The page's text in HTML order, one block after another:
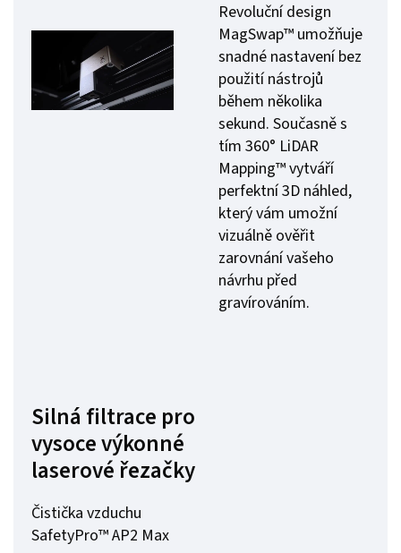
Revoluční design
MagSwap™ umožňuje
snadné nastavení bez
použití nástrojů
během několika
sekund. Současně s
tím 360° LiDAR
Mapping™ vytváří
perfektní 3D náhled,
který vám umožní
vizuálně ověřit
zarovnání vašeho
návrhu před
gravírováním.
Silná filtrace pro
vysoce výkonné
laserové řezačky
Čistička vzduchu
SafetyPro™ AP2 Max